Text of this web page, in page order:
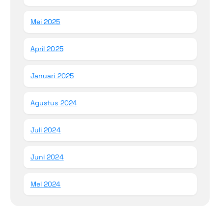
Mei 2025
April 2025
Januari 2025
Agustus 2024
Juli 2024
Juni 2024
Mei 2024